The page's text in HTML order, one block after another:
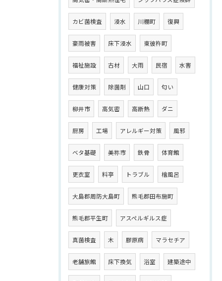
カビ菌検査 浸水 川棚町 復興
豪雨被害 床下浸水 東彼杵町
福祉施設 古材 大雨 民宿 水害
健康対策 除菌剤 山口 匂い
柳井市 高気密 高断熱 ダニ
厨房 工場 アレルギー対策 風邪
ベタ基礎 美祢市 鉄骨 体育館
更衣室 料亭 トラブル 檜風呂
大島郡周防大島町 熊毛郡田布施町
熊毛郡平生町 アスペルギルス症
真菌検査 木 膠原病 マラセチア
老舗旅館 床下換気 浴室 建築途中